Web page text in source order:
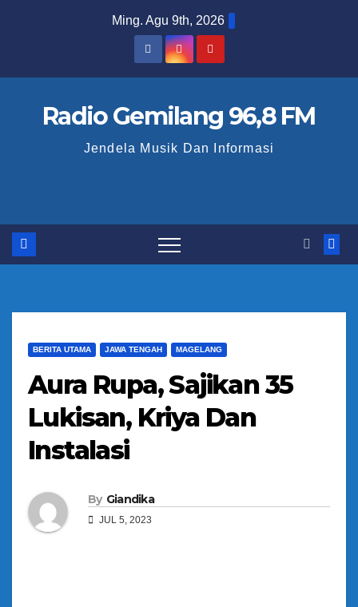
t
Ming. Agu 9th, 2026
Radio Gemilang 96,8 FM
Jendela Musik Dan Informasi
BERITA UTAMA JAWA TENGAH MAGELANG
Aura Rupa, Sajikan 35
Lukisan, Kriya Dan
Instalasi
By Giandika
JUL 5, 2023